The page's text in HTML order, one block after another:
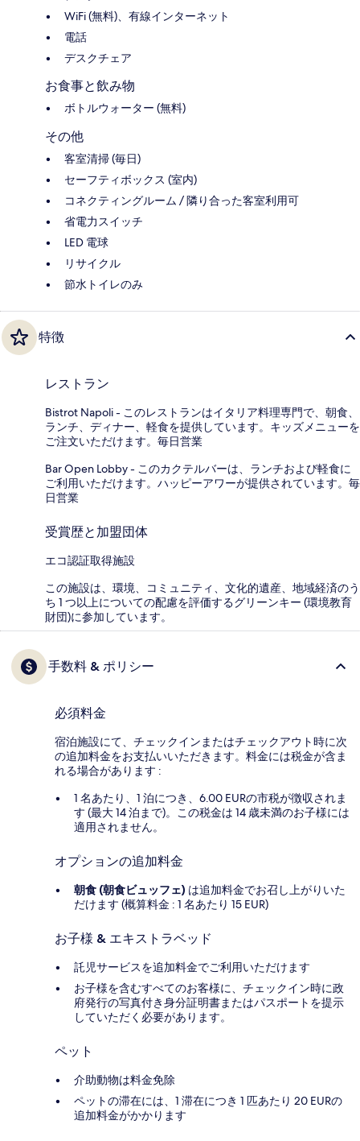
WiFi (無料)、有線インターネット
電話
デスクチェア
お食事と飲み物
ボトルウォーター (無料)
その他
客室清掃 (毎日)
セーフティボックス (室内)
コネクティングルーム / 隣り合った客室利用可
省電力スイッチ
LED 電球
リサイクル
節水トイレのみ
特徴
レストラン
Bistrot Napoli - このレストランはイタリア料理専門で、朝食、
ランチ、ディナー、軽食を提供しています。キッズメニューを
ご注文いただけます。毎日営業
Bar Open Lobby - このカクテルバーは、ランチおよび軽食に
ご利用いただけます。ハッピーアワーが提供されています。毎
日営業
受賞歴と加盟団体
エコ認証取得施設
この施設は、環境、コミュニティ、文化的遺産、地域経済のう
ち 1 つ以上についての配慮を評価するグリーンキー (環境教育
財団)に参加しています。
手数料 & ポリシー
必須料金
宿泊施設にて、チェックインまたはチェックアウト時に次
の追加料金をお支払いいただきます。料金には税金が含ま
れる場合があります :
1 名あたり、1 泊につき、6.00 EURの市税が徴収されま
す (最大 14 泊まで)。この税金は 14 歳未満のお子様には
適用されません。
オプションの追加料金
朝食 (朝食ビュッフェ) は追加料金でお召し上がりいた
だけます (概算料金 : 1 名あたり 15 EUR)
お子様 & エキストラベッド
託児サービスを追加料金でご利用いただけます
お子様を含むすべてのお客様に、チェックイン時に政
府発行の写真付き身分証明書またはパスポートを提示
していただく必要があります。
ペット
介助動物は料金免除
ペットの滞在には、1 滞在につき 1 匹あたり 20 EURの
追加料金がかかります